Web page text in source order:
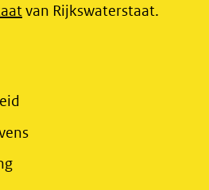
(opent
naar
van Rijkswaterstaat.